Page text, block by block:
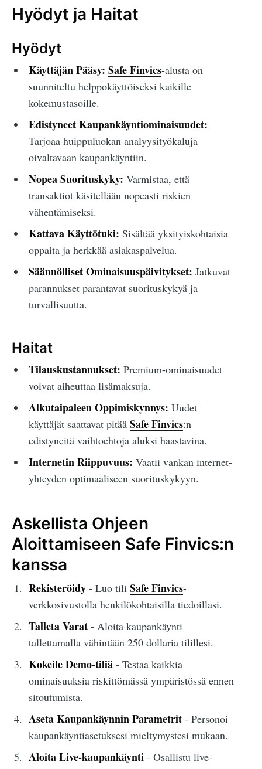
Hyödyt ja Haitat
Hyödyt
Käyttäjän Pääsy: Safe Finvics-alusta on
suunniteltu helppokäyttöiseksi kaikille
kokemustasoille.
Edistyneet Kaupankäyntiominaisuudet:
Tarjoaa huippuluokan analyysityökaluja
oivaltavaan kaupankäyntiin.
Nopea Suorituskyky: Varmistaa, että
transaktiot käsitellään nopeasti riskien
vähentämiseksi.
Kattava Käyttötuki: Sisältää yksityiskohtaisia
oppaita ja herkkää asiakaspalvelua.
Säännölliset Ominaisuuspäivitykset: Jatkuvat
parannukset parantavat suorituskykyä ja
turvallisuutta.
Haitat
Tilauskustannukset: Premium-ominaisuudet
voivat aiheuttaa lisämaksuja.
Alkutaipaleen Oppimiskynnys: Uudet
käyttäjät saattavat pitää Safe Finvics:n
edistyneitä vaihtoehtoja aluksi haastavina.
Internetin Riippuvuus: Vaatii vankan internet-
yhteyden optimaaliseen suorituskykyyn.
Askellista Ohjeen
Aloittamiseen Safe Finvics:n
kanssa
Rekisteröidy- Luo tili Safe Finvics-
verkkosivustolla henkilökohtaisilla tiedoillasi.
Talleta Varat- Aloita kaupankäynti
tallettamalla vähintään 250 dollaria tilillesi.
Kokeile Demo-tiliä- Testaa kaikkia
ominaisuuksia riskittömässä ympäristössä ennen
sitoutumista.
Aseta Kaupankäynnin Parametrit- Personoi
kaupankäyntiasetuksesi mieltymystesi mukaan.
Aloita Live-kaupankäynti- Osallistu live-